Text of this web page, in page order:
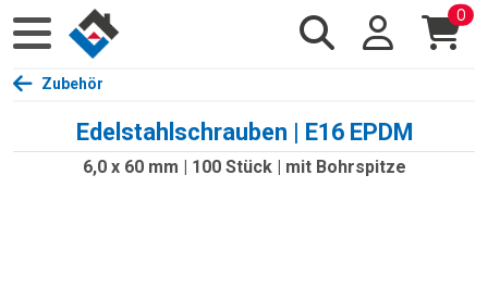
0
Zubehör
Edelstahlschrauben | E16 EPDM
6,0 x 60 mm | 100 Stück | mit Bohrspitze